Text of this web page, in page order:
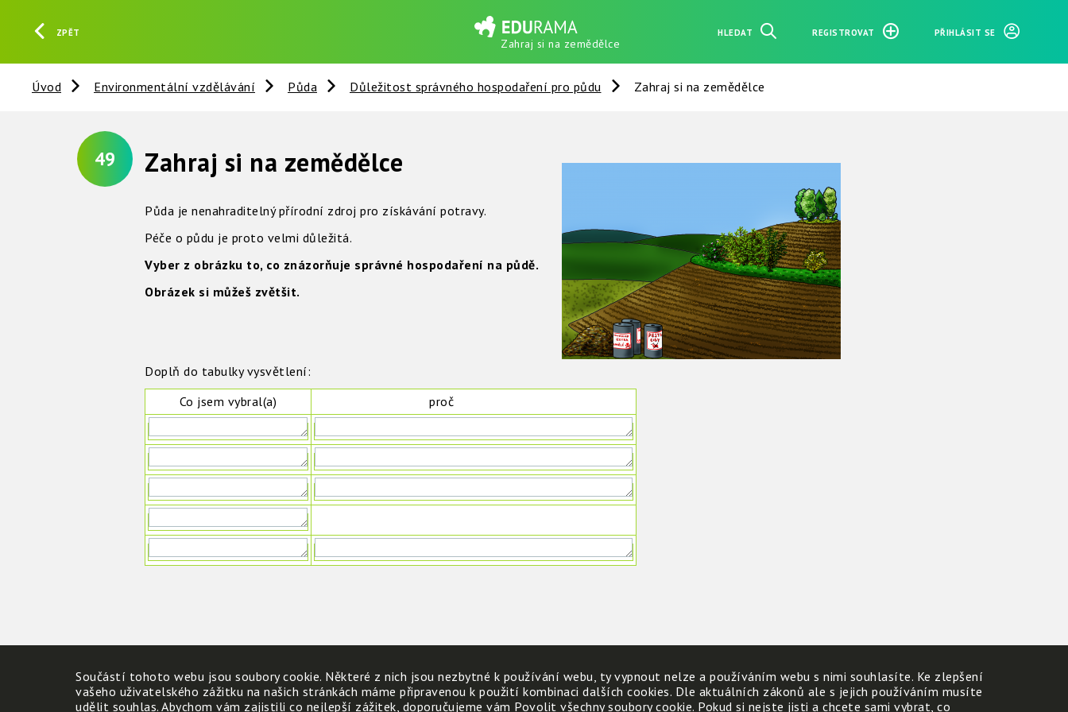
ZPĚT
Zahraj si na zemědělce
HLEDAT REGISTROVAT PŘIHLÁSIT SE
Úvod Environmentální vzdělávání Půda Důležitost správného hospodaření pro půdu Zahraj si na zemědělce
49 Zahraj si na zemědělce
Půda je nenahraditelný přírodní zdroj pro získávání potravy.
Péče o půdu je proto velmi důležitá.
Vyber z obrázku to, co znázorňuje správné hospodaření na půdě.
Obrázek si můžeš zvětšit.
Doplň do tabulky vysvětlení:
Co jsem vybral(a)
proč
Součástí tohoto webu jsou soubory cookie. Některé z nich jsou nezbytné k používání webu, ty vypnout nelze a používáním webu s nimi souhlasíte. Ke zlepšení
vašeho uživatelského zážitku na našich stránkách máme připravenou k použití kombinaci dalších cookies. Dle aktuálních zákonů ale s jejich používáním musíte
udělit souhlas. Abychom vám zajistili co nejlepší zážitek, doporučujeme vám Povolit všechny soubory cookie. Pokud si nejste jisti a chcete sami vybrat, co